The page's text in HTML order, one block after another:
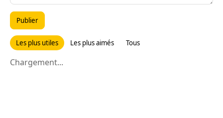
Publier
Les plus utiles Les plus aimés Tous
Chargement...